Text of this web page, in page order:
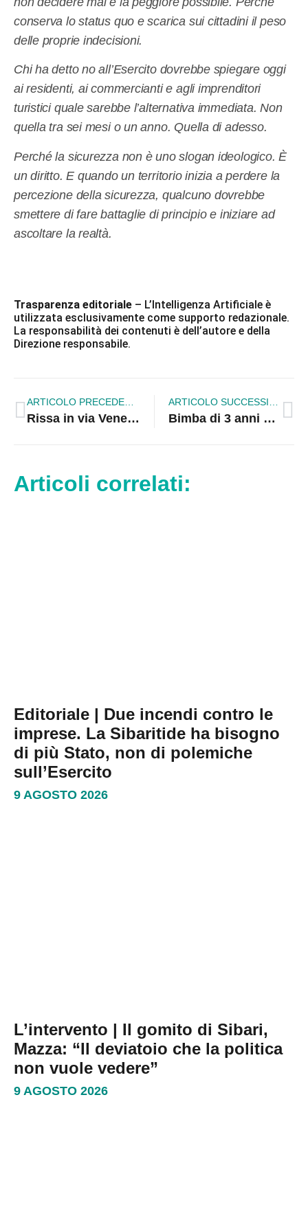
conserva lo status quo e scarica sui cittadini il peso
delle proprie indecisioni.
Chi ha detto no all’Esercito dovrebbe spiegare oggi
ai residenti, ai commercianti e agli imprenditori
turistici quale sarebbe l’alternativa immediata. Non
quella tra sei mesi o un anno. Quella di adesso.
Perché la sicurezza non è uno slogan ideologico. È
un diritto. E quando un territorio inizia a perdere la
percezione della sicurezza, qualcuno dovrebbe
smettere di fare battaglie di principio e iniziare ad
ascoltare la realtà.
Trasparenza editoriale – L’Intelligenza Artificiale è
utilizzata esclusivamente come supporto redazionale.
La responsabilità dei contenuti è dell’autore e della
Direzione responsabile.
ARTICOLO PRECEDENTE
Rissa in via Venezia a Schiavonea, feriti e sangue sull’asfalto
ARTICOLO SUCCESSIVO
Bimba di 3 anni muore investita durante una manovra della mamma: tragedia in Calabria
Articoli correlati:
Editoriale | Due incendi contro le
imprese. La Sibaritide ha bisogno
di più Stato, non di polemiche
sull’Esercito
9 AGOSTO 2026
L’intervento | Il gomito di Sibari,
Mazza: “Il deviatoio che la politica
non vuole vedere”
9 AGOSTO 2026